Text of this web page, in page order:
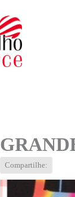
Compartilhe: